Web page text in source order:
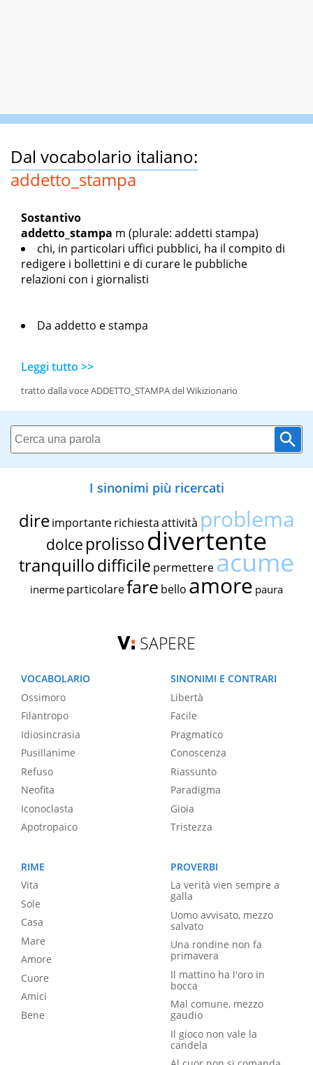
Dal vocabolario italiano:
addetto_stampa
Sostantivo
addetto_stampa m (plurale: addetti stampa)
chi, in particolari uffici pubblici, ha il compito di
redigere i bollettini e di curare le pubbliche
relazioni con i giornalisti
Da addetto estampa
Leggi tutto >>
tratto dalla voce ADDETTO_STAMPA del Wikizionario
I sinonimi più ricercati
dire importante richiestaattività problema
dolce prolissodivertente
tranquillodifficile permettereacume
inerme particolarefare bello amore paura
SAPERE
VOCABOLARIO
Ossimoro
Filantropo
Idiosincrasia
Pusillanime
Refuso
Neofita
Iconoclasta
Apotropaico
SINONIMI E CONTRARI
Libertà
Facile
Pragmatico
Conoscenza
Riassunto
Paradigma
Gioia
Tristezza
RIME
Vita
Sole
Casa
Mare
Amore
Cuore
Amici
Bene
PROVERBI
La verità vien sempre a
galla
Uomo avvisato, mezzo
salvato
Una rondine non fa
primavera
Il mattino ha l'oro in
bocca
Mal comune, mezzo
gaudio
Il gioco non vale la
candela